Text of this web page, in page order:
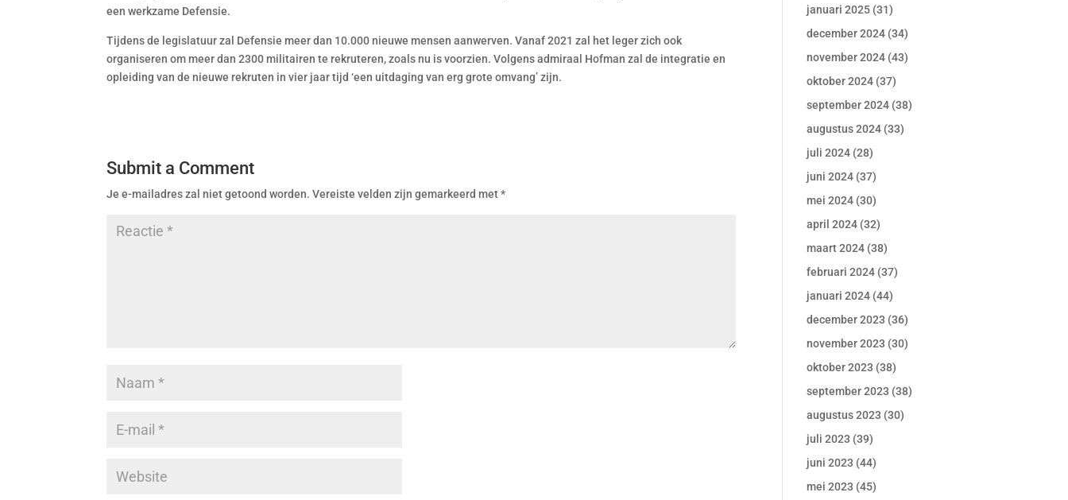
een werkzame Defensie.
Tijdens de legislatuur zal Defensie meer dan 10.000 nieuwe mensen aanwerven. Vanaf 2021 zal het leger zich ook
organiseren om meer dan 2300 militairen te rekruteren, zoals nu is voorzien. Volgens admiraal Hofman zal de integratie en
opleiding van de nieuwe rekruten in vier jaar tijd ‘een uitdaging van erg grote omvang’ zijn.
Submit a Comment
Je e-mailadres zal niet getoond worden. Vereiste velden zijn gemarkeerd met*
januari 2025 (31)
december 2024 (34)
november 2024 (43)
oktober 2024 (37)
september 2024 (38)
augustus 2024 (33)
juli 2024 (28)
juni 2024 (37)
mei 2024 (30)
april 2024 (32)
maart 2024 (38)
februari 2024 (37)
januari 2024 (44)
december 2023 (36)
november 2023 (30)
oktober 2023 (38)
september 2023 (38)
augustus 2023 (30)
juli 2023 (39)
juni 2023 (44)
mei 2023 (45)